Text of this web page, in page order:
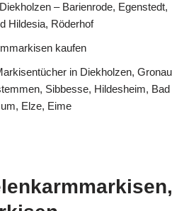
– Barienrode, Egenstedt,
Hildesia, Röderhof
kaufen
in Diekholzen, Gronau
Sibbesse, Hildesheim, Bad
Elze, Eime